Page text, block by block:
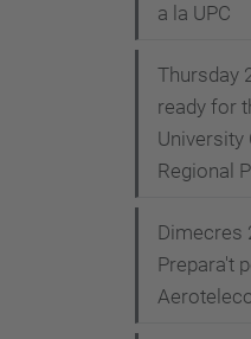
a la UPC
Thursday
ready for
University
Regional
Dimecres
Prepara't